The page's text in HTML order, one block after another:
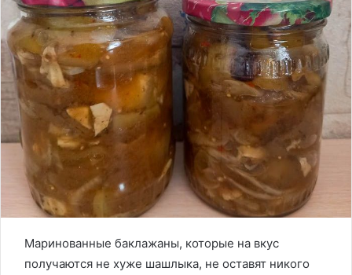
Маринованные баклажаны, которые на вкус
получаются не хуже шашлыка, не оставят никого